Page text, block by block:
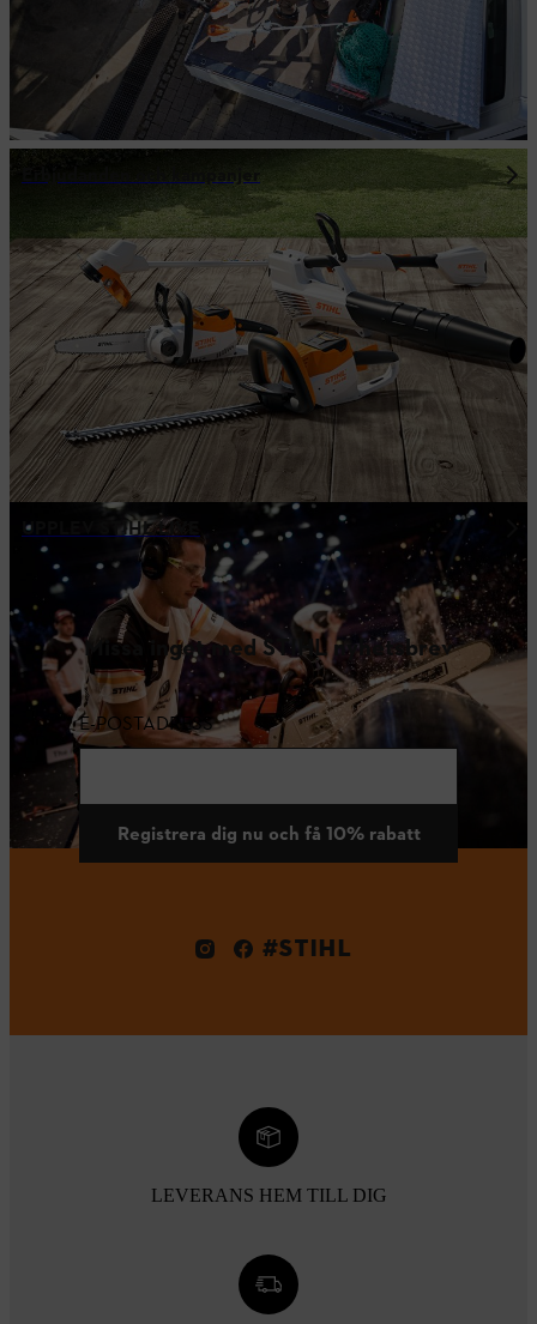
Erbjudanden och kampanjer
UPPLEV STIHL LIVE
Missa inget med STIHL nyhetsbrev
E-POSTADRESS
Registrera dig nu och få 10% rabatt
#STIHL
LEVERANS HEM TILL DIG